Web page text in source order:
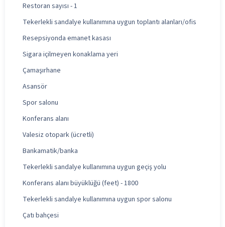
Restoran sayısı - 1
Tekerlekli sandalye kullanımına uygun toplantı alanları/ofis
Resepsiyonda emanet kasası
Sigara içilmeyen konaklama yeri
Çamaşırhane
Asansör
Spor salonu
Konferans alanı
Valesiz otopark (ücretli)
Bankamatik/banka
Tekerlekli sandalye kullanımına uygun geçiş yolu
Konferans alanı büyüklüğü (feet) - 1800
Tekerlekli sandalye kullanımına uygun spor salonu
Çatı bahçesi